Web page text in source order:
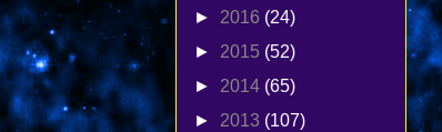
► 2016 (24)
► 2015 (52)
► 2014 (65)
► 2013 (107)